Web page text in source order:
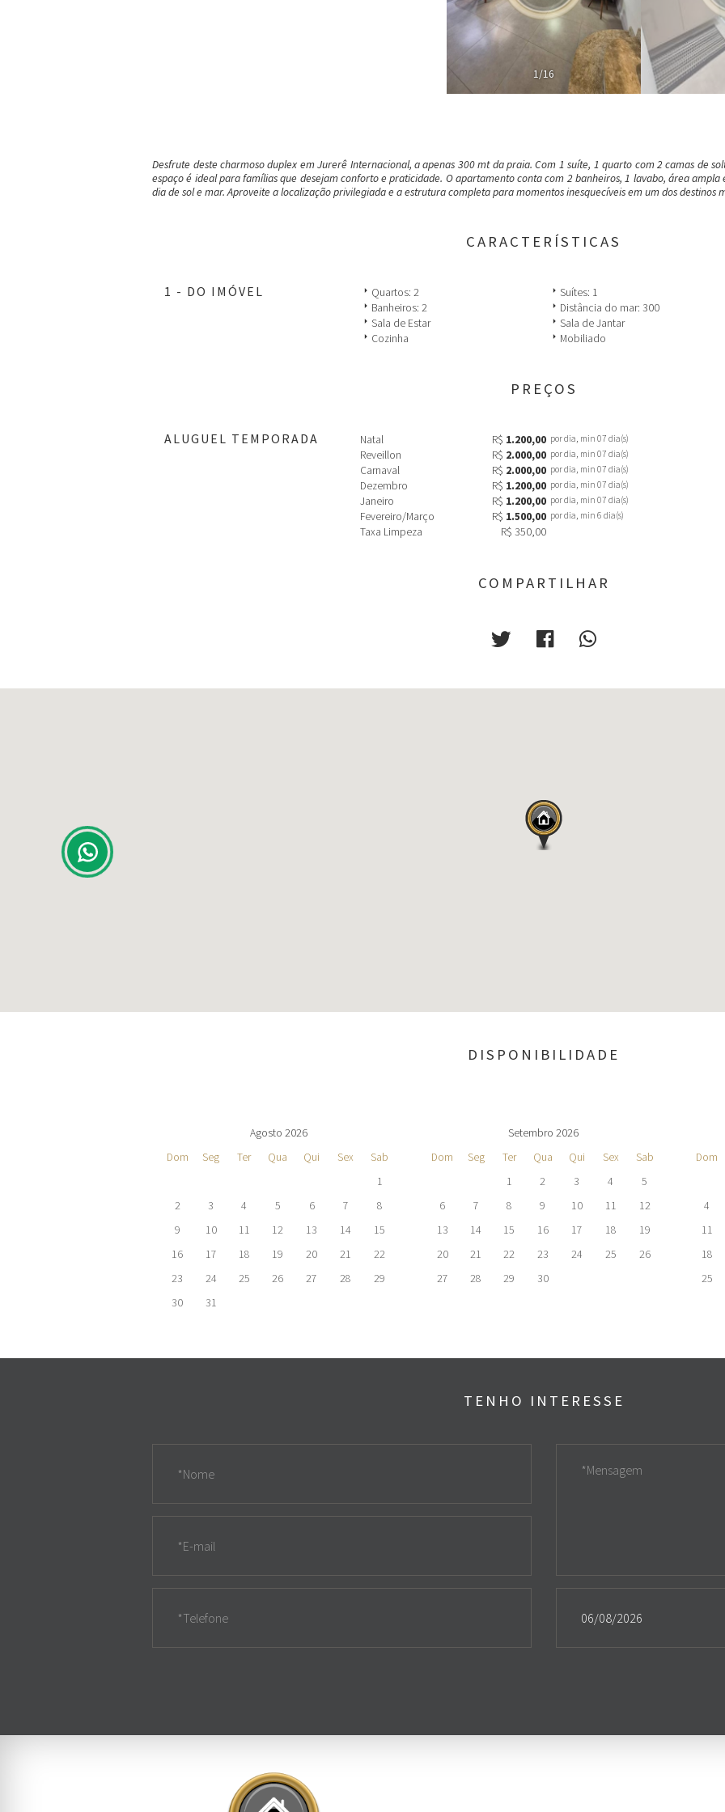
1/16
Desfrute deste charmoso duplex em Jurerê Internacional, a apenas 300 mt da praia. Com 1 suíte, 1 quarto com 2 camas de
espaço é ideal para famílias que desejam conforto e praticidade. O apartamento conta com 2 banheiros, 1 lavabo, área
dia de sol e mar. Aproveite a localização privilegiada e a estrutura completa para momentos inesquecíveis em um dos destinos
CARACTERÍSTICAS
1 - DO IMÓVEL arrow_right Quartos: 2 arrow_right Suítes: 1
arrow_right Banheiros: 2 arrow_right Distância do mar: 300
arrow_right Sala de Estar arrow_right Sala de Jantar
arrow_right Cozinha arrow_right Mobiliado
PREÇOS
ALUGUEL TEMPORADA Natal R$ 1.200,00 por dia, min 07 dia(s)
Reveillon R$ 2.000,00 por dia, min 07 dia(s)
Carnaval R$ 2.000,00 por dia, min 07 dia(s)
Dezembro R$ 1.200,00 por dia, min 07 dia(s)
Janeiro R$ 1.200,00 por dia, min 07 dia(s)
Fevereiro/Março R$ 1.500,00 por dia, min 6 dia(s)
Taxa Limpeza R$ 350,00
COMPARTILHAR
DISPONIBILIDADE
Agosto 2026
Dom
Seg Ter Qua Qui Sex
Sab
1
2
3 4 5 6 7
8
9
10 11 12 13 14
15
16
17 18 19 20 21
22
23
24 25 26 27 28
29
30
31
Setembro 2026
Dom
Seg Ter Qua Qui Sex
Sab
1
2 3 4
5
6
7 8 9 10 11
12
13
14 15 16 17 18
19
20
21 22 23 24 25
26
27
28 29 30
Dom
4
11
18
25
TENHO INTERESSE